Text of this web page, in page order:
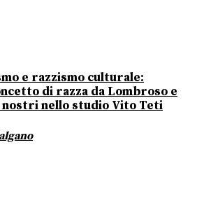
e razzismo culturale:
di razza da Lombroso e
nello studio Vito Teti